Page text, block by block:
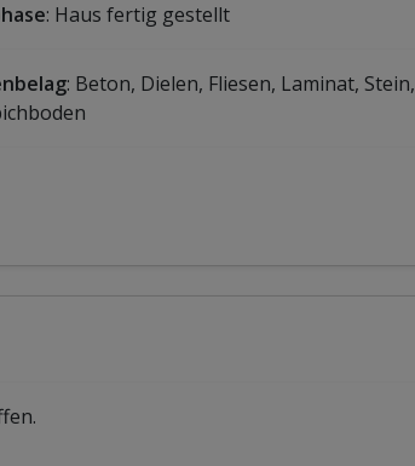
: Haus fertig gestellt
: Beton, Dielen, Fliesen, Laminat, Stein,